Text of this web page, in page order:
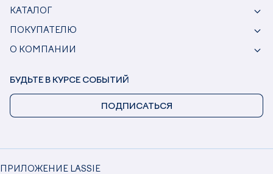
КАТАЛОГ
ПОКУПАТЕЛЮ
О КОМПАНИИ
ПРИЛОЖЕНИЕ LASSIE
БУДЬТЕ В КУРСЕ СОБЫТИЙ
ПОДПИСАТЬСЯ